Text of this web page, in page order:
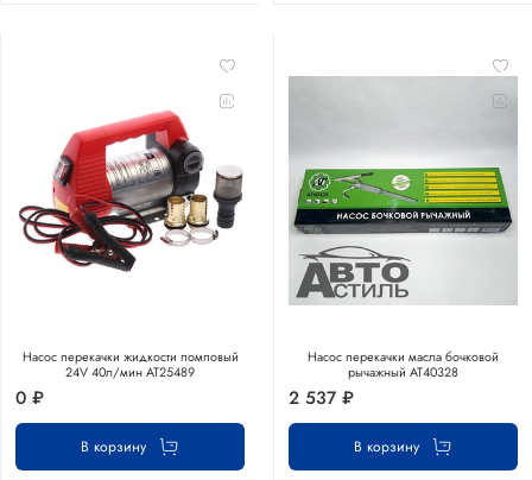
Насос перекачки жидкости помповый
24V 40л/мин АТ25489
0 ₽
В корзину
Насос перекачки масла бочковой
рычажный АТ40328
2 537 ₽
В корзину